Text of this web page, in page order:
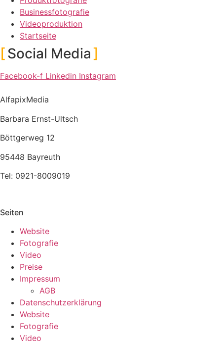
Businessfotografie
Videoproduktion
Startseite
Social Media
Facebook-f Linkedin Instagram
AlfapixMedia
Barbara Ernst-Ultsch
Böttgerweg 12
95448 Bayreuth
Tel: 0921-8009019
Seiten
Website
Fotografie
Video
Preise
Impressum
AGB
Datenschutzerklärung
Website
Fotografie
Video